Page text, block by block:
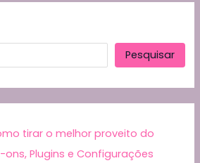
Pesquisar
tirar o melhor proveito do
Plugins e Configurações